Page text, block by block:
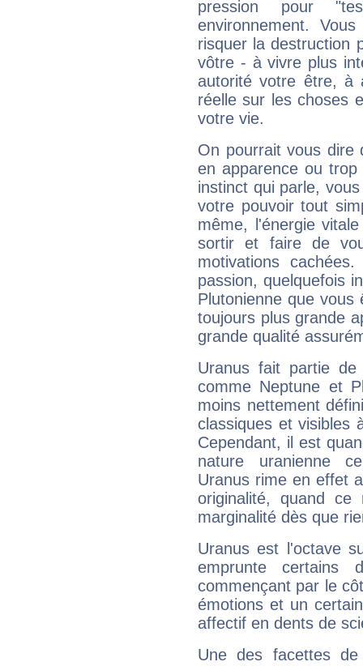
pression pour
environnement.
risquer la destruction
vôtre - à vivre plus
autorité votre être, à
réelle sur les choses
votre vie.
On pourrait vous dire
en apparence ou
instinct qui parle,
votre pouvoir tout
même, l'énergie
sortir et faire de
motivations
passion, quelquefois
Plutonienne que
toujours plus grande
grande qualité
Uranus fait partie
comme Neptune et
moins nettement
classiques et visibles
Cependant, il est
nature uranienne
Uranus rime en effet
originalité, quand ce
marginalité dès que
Uranus est l'octave
emprunte
commençant par le
émotions et un
affectif en dents de
Une des facettes